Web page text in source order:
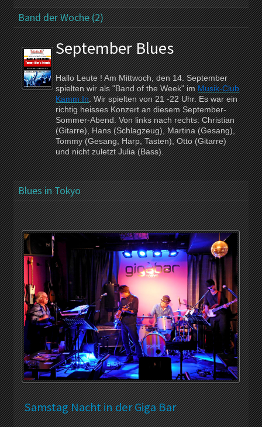
Band der Woche (2)
September Blues
Hallo Leute ! Am Mittwoch, den 14. September
spielten wir als "Band of the Week" imMusik-Club
Kamm In. Wir spielten von 21 -22 Uhr. Es war ein
richtig heisses Konzert an diesem September-
Sommer-Abend. Von links nach rechts: Christian
(Gitarre), Hans (Schlagzeug), Martina (Gesang),
Tommy (Gesang, Harp, Tasten), Otto (Gitarre)
und nicht zuletzt Julia (Bass).
Blues in Tokyo
Samstag Nacht in der Giga Bar